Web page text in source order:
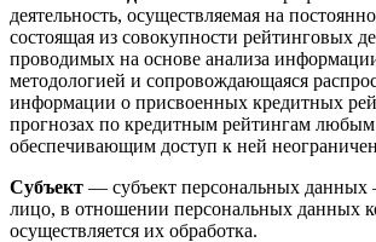
деятельность, осуществляемая на
состоящая из совокупности рейтинговых
проводимых на основе анализа
методологией и сопровождающаяся
информации о присвоенных кредитных
прогнозах по кредитным рейтингам
обеспечивающим доступ к ней
Субъект — субъект персональных данных
лицо, в отношении персональных данных
осуществляется их обработка.